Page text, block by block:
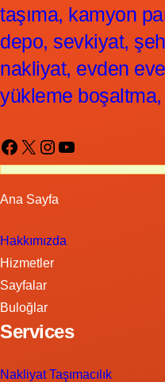
taşıma, kamyon
depo, sevkiyat,
nakliyat, evden
yükleme
Facebook X Instagram YouTube
Ana Sayfa
Hakkımızda
Hizmetler
Sayfalar
Buloğlar
Services
Nakliyat Taşımacılık